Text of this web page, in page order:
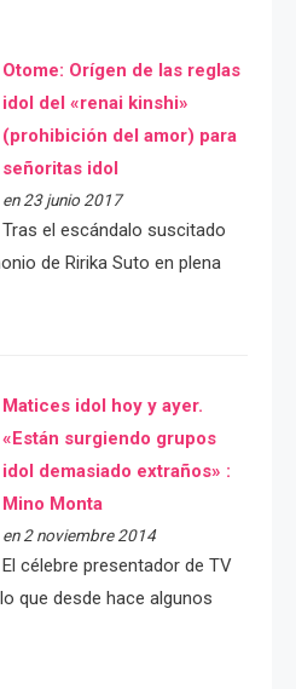
Otome: Orígen de las reglas
idol del «renai kinshi»
(prohibición del amor) para
señoritas idol
en 23 junio 2017
Tras el escándalo suscitado
de Ririka Suto en plena
Matices idol hoy y ayer.
«Están surgiendo grupos
idol demasiado extraños» :
Mino Monta
en 2 noviembre 2014
El célebre presentador de TV
que desde hace algunos